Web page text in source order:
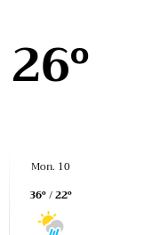
26º
Mon. 10
36º / 22º